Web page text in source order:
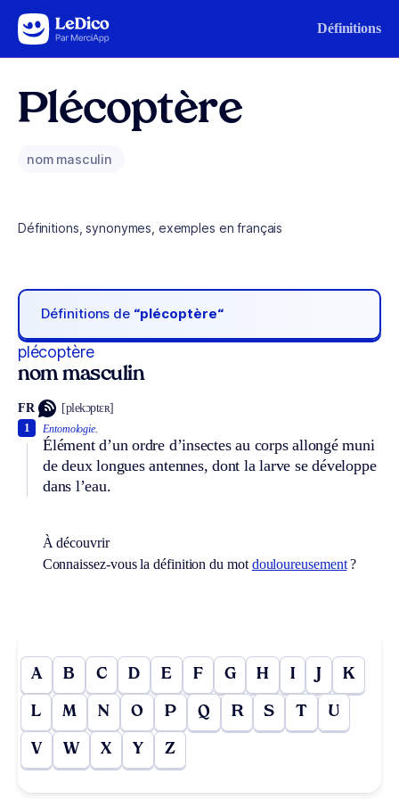
Aller au contenu Définitions
Plécoptère
nom masculin
Définitions, synonymes, exemples en français
Définitions de “plécoptère“
plécoptère
nom masculin
FR [plekɔptɛʀ]
Entomologie.
Élément d’un ordre d’insectes au corps allongé muni
de deux longues antennes, dont la larve se développe
dans l’eau.
1
À découvrir
Connaissez-vous la définition du mot douloureusement?
A B C D E F G H I J K
L M N O P Q R S T U
V W X Y Z